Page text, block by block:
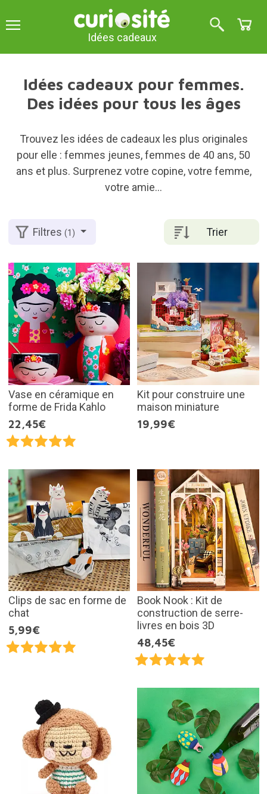
Idées cadeaux
Idées cadeaux pour femmes.
Des idées pour tous les âges
Trouvez les idées de cadeaux les plus originales
pour elle : femmes jeunes, femmes de 40 ans, 50
ans et plus. Surprenez votre copine, votre femme,
votre amie...
Trier
Filtres(1)
Vase en céramique en
forme de Frida Kahlo
22,45€
Kit pour construire une
maison miniature
19,99€
Clips de sac en forme de
chat
5,99€
Book Nook : Kit de
construction de serre-
livres en bois 3D
48,45€